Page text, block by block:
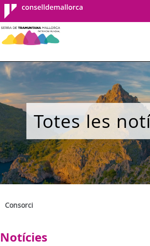
Consell de
Mallorca
Totes les
Consorci
Notícies